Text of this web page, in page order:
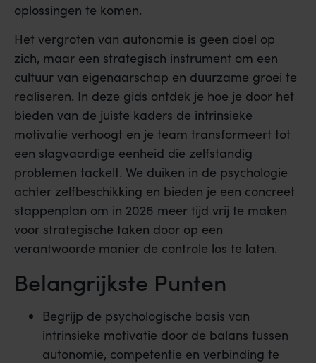
oplossingen te komen.
Het vergroten van autonomie is geen doel op
zich, maar een strategisch instrument om een
cultuur van eigenaarschap en duurzame groei te
realiseren. In deze gids ontdek je hoe je door het
bieden van de juiste kaders de intrinsieke
motivatie verhoogt en je team transformeert tot
een slagvaardige eenheid die zelfstandig
problemen tackelt. We duiken in de psychologie
achter zelfbeschikking en bieden je een concreet
stappenplan om in 2026 meer tijd vrij te maken
voor strategische taken door op een
verantwoorde manier de controle los te laten.
Belangrijkste Punten
Begrijp de psychologische basis van
intrinsieke motivatie door de balans tussen
autonomie, competentie en verbinding te